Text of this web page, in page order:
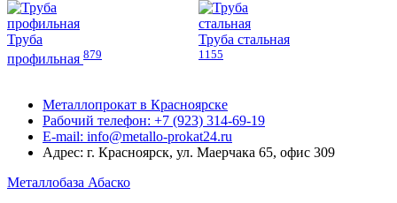
Труба
профильная 879
Труба стальная
1155
Металлопрокат в Красноярске
Рабочий телефон: +7 (923) 314-69-19
E-mail: info@metallo-prokat24.ru
Адрес: г. Красноярск, ул. Маерчака 65, офис 309
Металлобаза Абаско